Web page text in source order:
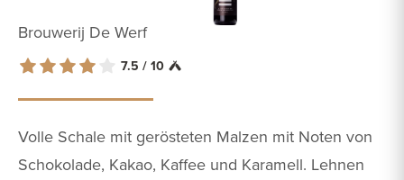
Brouwerij De Werf
7.5 / 10
Volle Schale mit gerösteten Malzen mit Noten von
Schokolade, Kakao, Kaffee und Karamell. Lehnen